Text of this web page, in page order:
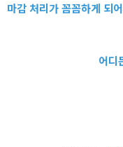
마감 처리가 꼼꼼하게 되
어디